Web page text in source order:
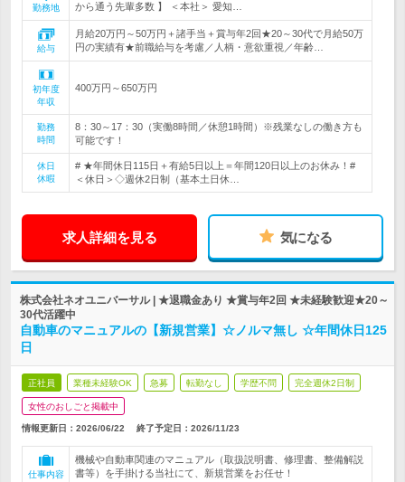
勤務地
から通う先輩多数 】 ＜本社＞ 愛知…
給与
月給20万円～50万円＋諸手当＋賞与年2回★20～30代で月給50万
円の実績有★前職給与を考慮／人柄・意欲重視／年齢…
初年度
年収
400万円～650万円
勤務
時間
8：30～17：30（実働8時間／休憩1時間）※残業なしの働き方も
可能です！
休日
休暇
# ★年間休日115日＋有給5日以上＝年間120日以上のお休み！#
＜休日＞◇週休2日制（基本土日休…
求人詳細を見る 気になる
株式会社ネオユニバーサル | ★退職金あり ★賞与年2回 ★未経験歓迎★20～
30代活躍中
自動車のマニュアルの【新規営業】☆ノルマ無し ☆年間休日125
日
正社員 業種未経験OK 急募 転勤なし 学歴不問 完全週休2日制
女性のおしごと掲載中
情報更新日：2026/06/22 終了予定日： 2026/11/23
仕事内容
機械や自動車関連のマニュアル（取扱説明書、修理書、整備解説
書等）を手掛ける当社にて、新規営業をお任せ！